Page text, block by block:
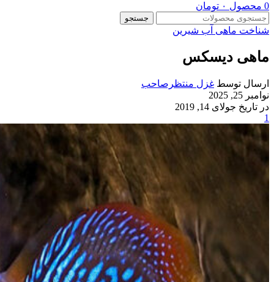
0 محصول ۰ تومان
جستجو
شناخت ماهی آب شیرین
ماهی دیسکس
ارسال توسط غزل منتظرصاحب
نوامبر 25, 2025
در تاریخ جولای 14, 2019
1